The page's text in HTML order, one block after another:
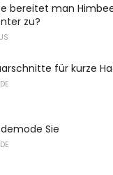
bereitet man
zu?
für kurze
Sie